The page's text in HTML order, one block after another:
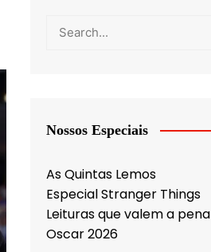
Nossos Especiais
As Quintas Lemos
Especial Stranger Things
Leituras que valem a pena
Oscar 2026